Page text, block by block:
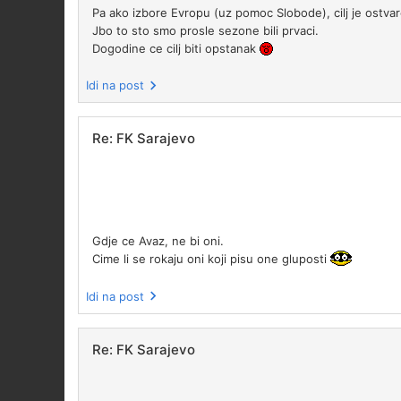
Pa ako izbore Evropu (uz pomoc Slobode), cilj je
Jbo to sto smo prosle sezone bili prvaci.
Dogodine ce cilj biti opstanak
Idi na post
Re: FK Sarajevo
Gdje ce Avaz, ne bi oni.
Cime li se rokaju oni koji pisu one gluposti
Idi na post
Re: FK Sarajevo